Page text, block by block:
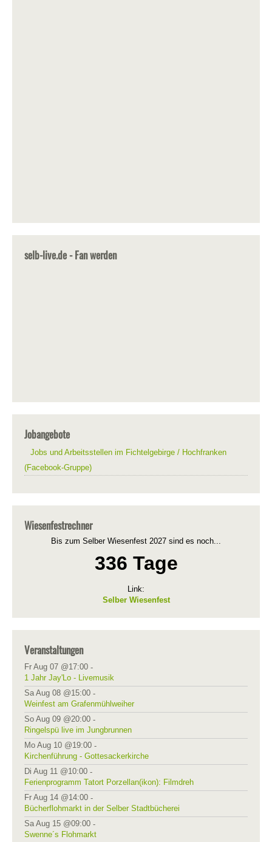
selb-live.de - Fan werden
Jobangebote
Jobs und Arbeitsstellen im Fichtelgebirge / Hochfranken
(Facebook-Gruppe)
Wiesenfestrechner
Bis zum Selber Wiesenfest 2027 sind es noch...
336 Tage
Link:
Selber Wiesenfest
Veranstaltungen
Fr Aug 07 @17:00 -
1 Jahr Jay'Lo - Livemusik
Sa Aug 08 @15:00 -
Weinfest am Grafenmühlweiher
So Aug 09 @20:00 -
Ringelspü live im Jungbrunnen
Mo Aug 10 @19:00 -
Kirchenführung - Gottesackerkirche
Di Aug 11 @10:00 -
Ferienprogramm Tatort Porzellan(ikon): Filmdreh
Fr Aug 14 @14:00 -
Bücherflohmarkt in der Selber Stadtbücherei
Sa Aug 15 @09:00 -
Swenne´s Flohmarkt